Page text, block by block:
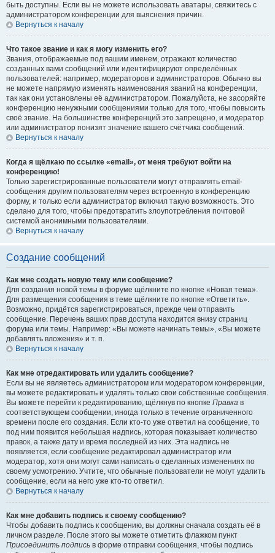
быть доступны. Если вы не можете использовать аватары, свяжитесь с
администратором конференции для выяснения причин.
Вернуться к началу
Что такое звание и как я могу изменить его?
Звания, отображаемые под вашим именем, отражают количество
созданных вами сообщений или идентифицируют определённых
пользователей: например, модераторов и администраторов. Обычно вы
не можете напрямую изменять наименования званий на конференции,
так как они установлены её администратором. Пожалуйста, не засоряйте
конференцию ненужными сообщениями только для того, чтобы повысить
своё звание. На большинстве конференций это запрещено, и модератор
или администратор понизят значение вашего счётчика сообщений.
Вернуться к началу
Когда я щёлкаю по ссылке «email», от меня требуют войти на
конференцию!
Только зарегистрированные пользователи могут отправлять email-
сообщения другим пользователям через встроенную в конференцию
форму, и только если администратор включил такую возможность. Это
сделано для того, чтобы предотвратить злоупотребления почтовой
системой анонимными пользователями.
Вернуться к началу
Создание сообщений
Как мне создать новую тему или сообщение?
Для создания новой темы в форуме щёлкните по кнопке «Новая тема».
Для размещения сообщения в теме щёлкните по кнопке «Ответить».
Возможно, придётся зарегистрироваться, прежде чем отправить
сообщение. Перечень ваших прав доступа находится внизу страниц
форума или темы. Например: «Вы можете начинать темы», «Вы можете
добавлять вложения» и т. п.
Вернуться к началу
Как мне отредактировать или удалить сообщение?
Если вы не являетесь администратором или модератором конференции,
вы можете редактировать и удалять только свои собственные сообщения.
Вы можете перейти к редактированию, щёлкнув по кнопке Правка в
соответствующем сообщении, иногда только в течение ограниченного
времени после его создания. Если кто-то уже ответил на сообщение, то
под ним появится небольшая надпись, которая показывает количество
правок, а также дату и время последней из них. Эта надпись не
появляется, если сообщение редактировал администратор или
модератор, хотя они могут сами написать о сделанных изменениях по
своему усмотрению. Учтите, что обычные пользователи не могут удалить
сообщение, если на него уже кто-то ответил.
Вернуться к началу
Как мне добавить подпись к своему сообщению?
Чтобы добавить подпись к сообщению, вы должны сначала создать её в
личном разделе. После этого вы можете отметить флажком пункт
Присоединить подпись в форме отправки сообщения, чтобы подпись